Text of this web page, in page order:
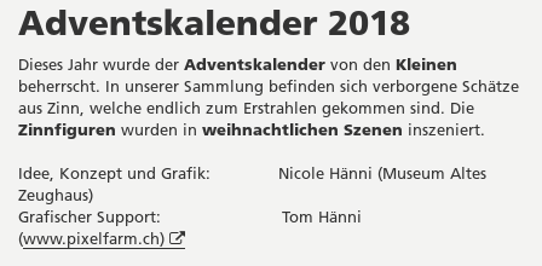
Startseite
Hauptnavigation
Inhalt
Sitemap
Suche
sich
gerade
in:
Adventskalender 2018
Dieses Jahr wurde der Adventskalender von den Kleinen
beherrscht. In unserer Sammlung befinden sich verborgene Schätze
aus Zinn, welche endlich zum Erstrahlen gekommen sind. Die
Zinnfiguren wurden in weihnachtlichen Szenen inszeniert.
Idee, Konzept und Grafik: Nicole Hänni (Museum Altes
Zeughaus)
Grafischer Support: Tom Hänni
(www.pixelfarm.ch)
Öffnet